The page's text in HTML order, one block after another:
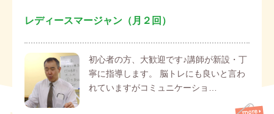
レディースマージャン（月２回）
初心者の方、大歓迎です♪講師が新設・丁
寧に指導します。 脳トレにも良いと言わ
れていますがコミュニケーショ…